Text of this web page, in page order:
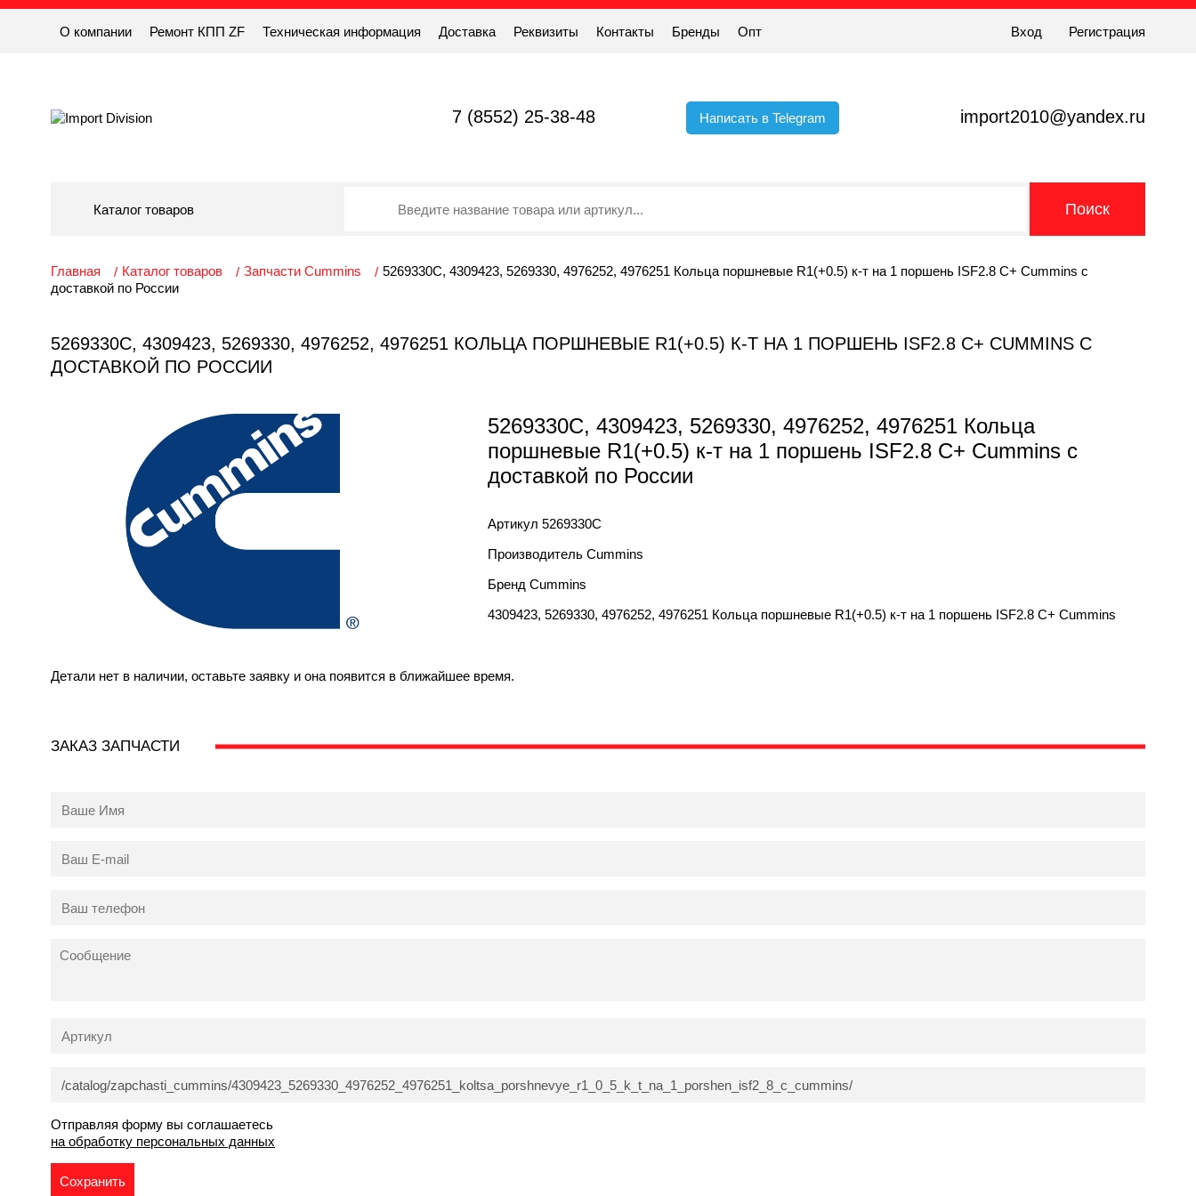
О компании Ремонт КПП ZF Техническая информация Доставка Реквизиты Контакты Бренды Опт Вход Регистрация
7 (8552) 25-38-48 Написать в Telegram import2010@yandex.ru
Каталог товаров
Главная Каталог товаров Запчасти Cummins
5269330C, 4309423, 5269330, 4976252, 4976251 Кольца поршневые R1(+0.5) к-т на 1 поршень ISF2.8 C+ Cummins с
доставкой по России
5269330C, 4309423, 5269330, 4976252, 4976251 КОЛЬЦА ПОРШНЕВЫЕ R1(+0.5) К-Т НА 1 ПОРШЕНЬ ISF2.8 C+ CUMMINS С
ДОСТАВКОЙ ПО РОССИИ
5269330C, 4309423, 5269330, 4976252, 4976251 Кольца
поршневые R1(+0.5) к-т на 1 поршень ISF2.8 C+ Cummins с
доставкой по России
Артикул 5269330C
Производитель Cummins
Бренд Cummins
4309423, 5269330, 4976252, 4976251 Кольца поршневые R1(+0.5) к-т на 1 поршень ISF2.8 C+ Cummins
Детали нет в наличии, оставьте заявку и она появится в ближайшее время.
ЗАКАЗ ЗАПЧАСТИ
Отправляя форму вы соглашаетесь
на обработку персональных данных